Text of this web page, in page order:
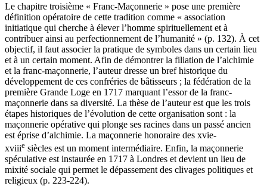
Le chapitre troisième « Franc-Maçonnerie » pose une première
définition opératoire de cette tradition comme « association
initiatique qui cherche à élever l’homme spirituellement et à
contribuer ainsi au perfectionnement de l’humanité » (p. 132). À cet
objectif, il faut associer la pratique de symboles dans un certain lieu
et à un certain moment. Afin de démontrer la filiation de l’alchimie
et la franc-maçonnerie, l’auteur dresse un bref historique du
développement de ces confréries de bâtisseurs ; la fédération de la
première Grande Loge en 1717 marquant l’essor de la franc-
maçonnerie dans sa diversité. La thèse de l’auteur est que les trois
étapes historiques de l’évolution de cette organisation sont : la
maçonnerie opérative qui plonge ses racines dans un passé ancien
est éprise d’alchimie. La maçonnerie honoraire des xvie-
xviiie siècles est un moment intermédiaire. Enfin, la maçonnerie
spéculative est instaurée en 1717 à Londres et devient un lieu de
mixité sociale qui permet le dépassement des clivages politiques et
religieux (p. 223-224).